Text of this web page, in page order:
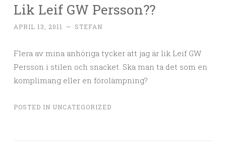
Lik Leif GW Persson??
APRIL 13, 2011 ~ STEFAN
Flera av mina anhöriga tycker att jag är lik Leif GW
Persson i stilen och snacket. Ska man ta det som en
komplimang eller en förolämpning?
POSTED IN UNCATEGORIZED